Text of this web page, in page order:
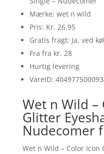
Mærke: wet n wild
Pris: Kr. 26.95
Gratis fragt: Ja, ved
Fra fra kr. 28
Hurtig levering
VareID:
Wet n Wild –
Glitter
Nudecomer
Wet n Wild – Color Icon